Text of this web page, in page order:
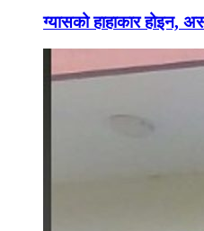
ग्यासको हाहाकार होइन,